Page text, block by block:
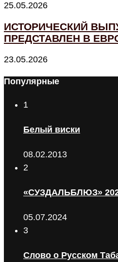
25.05.2026
ИСТОРИЧЕСКИЙ
ПРЕДСТАВЛЕН В
23.05.2026
Популярные
1
Белый виски
08.02.2013
2
«СУЗДАЛЬБЛЮЗ»
05.07.2024
3
Слово о Русском